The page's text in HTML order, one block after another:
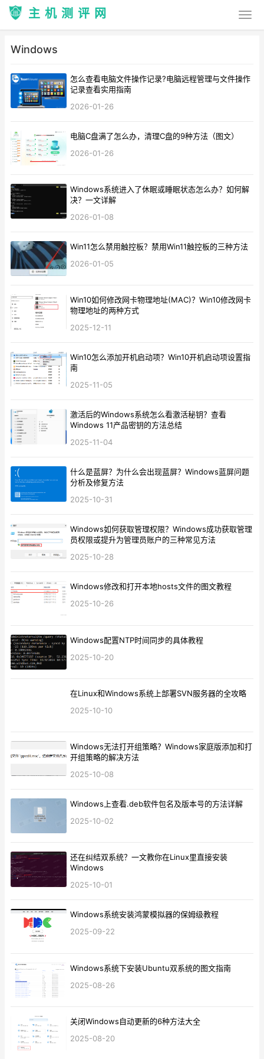
主机测评网
Windows
怎么查看电脑文件操作记录?电脑远程管理与文件操作
记录查看实用指南
2026-01-26
电脑C盘满了怎么办，清理C盘的9种方法（图文）
2026-01-26
Windows系统进入了休眠或睡眠状态怎么办？如何解
决？一文详解
2026-01-08
Win11怎么禁用触控板？禁用Win11触控板的三种方法
2026-01-05
Win10如何修改网卡物理地址(MAC)？Win10修改网卡
物理地址的两种方式
2025-12-11
Win10怎么添加开机启动项？Win10开机启动项设置指
南
2025-11-05
激活后的Windows系统怎么看激活秘钥？查看
Windows 11产品密钥的方法总结
2025-11-04
什么是蓝屏？为什么会出现蓝屏？Windows蓝屏问题
分析及修复方法
2025-10-31
Windows如何获取管理权限？Windows成功获取管理
员权限或提升为管理员账户的三种常见方法
2025-10-28
Windows修改和打开本地hosts文件的图文教程
2025-10-26
Windows配置NTP时间同步的具体教程
2025-10-20
在Linux和Windows系统上部署SVN服务器的全攻略
2025-10-10
Windows无法打开组策略？Windows家庭版添加和打
开组策略的解决方法
2025-10-08
Windows上查看.deb软件包名及版本号的方法详解
2025-10-02
还在纠结双系统？一文教你在Linux里直接安装
Windows
2025-10-01
Windows系统安装鸿蒙模拟器的保姆级教程
2025-09-22
Windows系统下安装Ubuntu双系统的图文指南
2025-08-26
关闭Windows自动更新的6种方法大全
2025-08-20